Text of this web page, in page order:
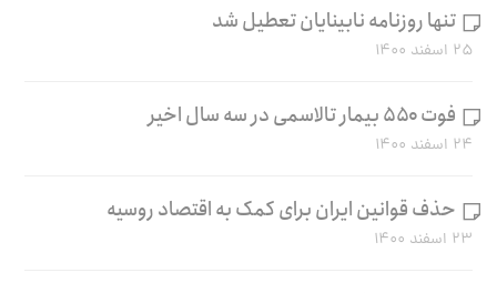
تنها روزنامه نابینایان تعطیل شد
۲۵ اسفند ۱۴۰۰
فوت ۵۵۰ بیمار تالاسمی در سه سال اخیر
۲۴ اسفند ۱۴۰۰
حذف قوانین ایران برای کمک به اقتصاد روسیه
۲۳ اسفند ۱۴۰۰